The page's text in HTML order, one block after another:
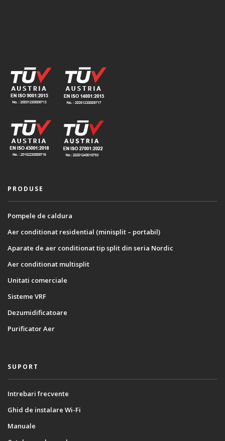
PRODUSE
Pompele de caldura
Aer conditionat residential (minisplit – portabil)
Aparate de aer conditionat tip split din seria Nordic
Aer conditionat multisplit
Unitati comerciale
Sisteme VRF
Dezumidificatoare
Purificator Aer
SUPORT
Intrebari frecvente
Ghid de instalare Wi-Fi
Manuale